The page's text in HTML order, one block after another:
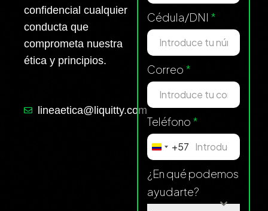
confidencial cualquier
conducta que
comprometa nuestra
ética y principios.
lineaetica@liquitty.com
Cédula/DNI *
Correo *
Teléfono *
Colombia
+57
+57
¿En qué podemos
ayudarte?